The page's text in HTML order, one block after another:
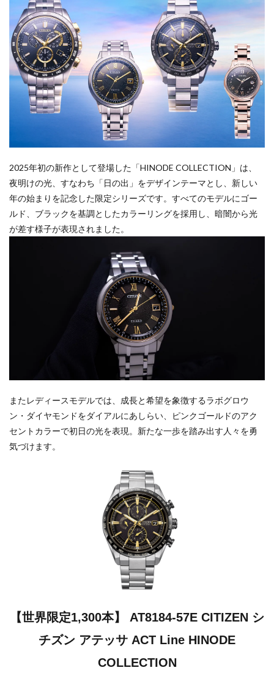
2025年初の新作として登場した「HINODE COLLECTION」は、
夜明けの光、すなわち「日の出」をデザインテーマとし、新しい
年の始まりを記念した限定シリーズです。すべてのモデルにゴー
ルド、ブラックを基調としたカラーリングを採用し、暗闇から光
が差す様子が表現されました。
またレディースモデルでは、成長と希望を象徴するラボグロウ
ン・ダイヤモンドをダイアルにあしらい、ピンクゴールドのアク
セントカラーで初日の光を表現。新たな一歩を踏み出す人々を勇
気づけます。
【世界限定1,300本】 AT8184-57E CITIZEN シ
チズン アテッサ ACT Line HINODE
COLLECTION